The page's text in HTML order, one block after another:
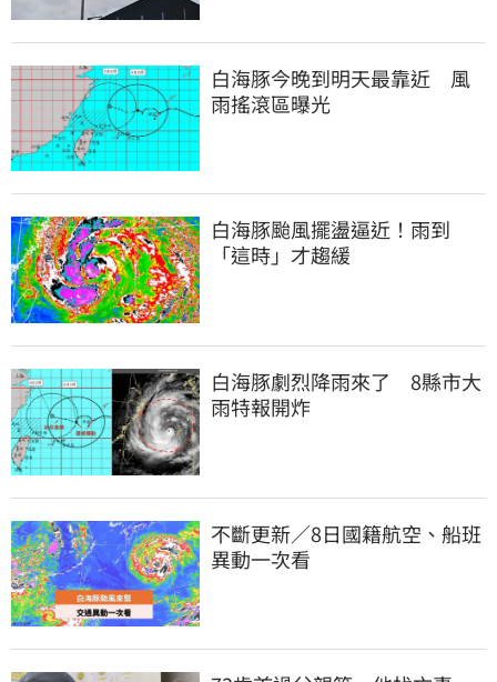
白海豚今晚到明天最靠近　風
雨搖滾區曝光
白海豚颱風擺盪逼近！雨到
「這時」才趨緩
白海豚劇烈降雨來了　8縣市大
雨特報開炸
不斷更新／8日國籍航空、船班
異動一次看